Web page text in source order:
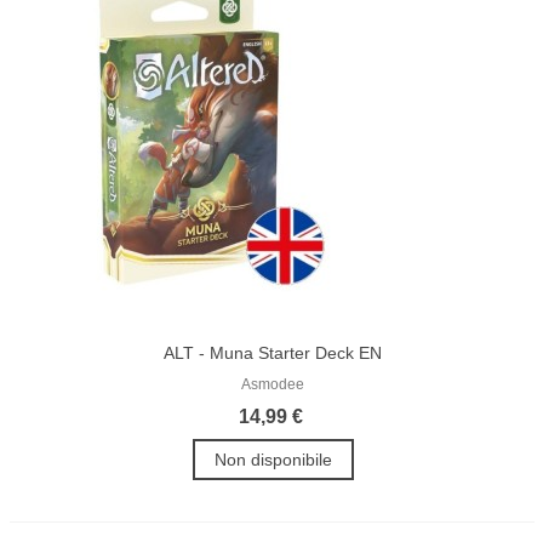
ALT - Muna Starter Deck EN
Asmodee
14,99 €
Non disponibile